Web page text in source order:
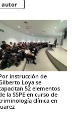
autor
instrucción de
Loya se
52 elementos
la SSPE en curso de
clínica en